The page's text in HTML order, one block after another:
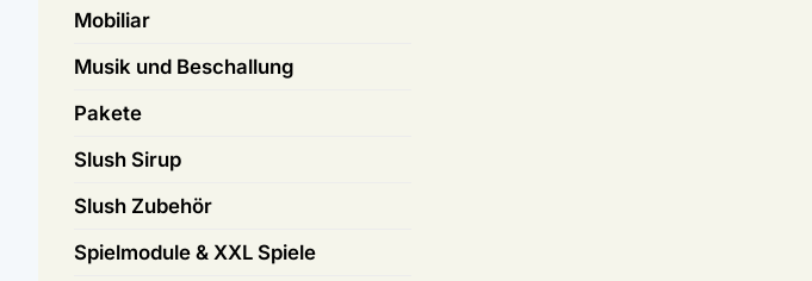
Mobiliar
Musik und Beschallung
Pakete
Slush Sirup
Slush Zubehör
Spielmodule & XXL Spiele